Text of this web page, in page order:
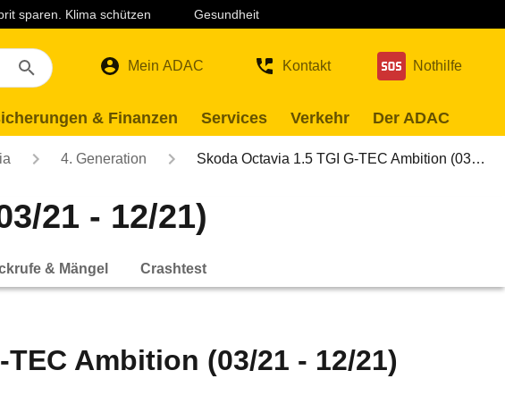
sparen. Klima schützen Gesundheit
Mein ADAC Kontakt Nothilfe
& Finanzen Services Verkehr Der ADAC
4. Generation Skoda Octavia 1.5 TGI G-TEC Ambition (03…
21 - 12/21)
& Mängel Crashtest
Ambition (03/21 - 12/21)